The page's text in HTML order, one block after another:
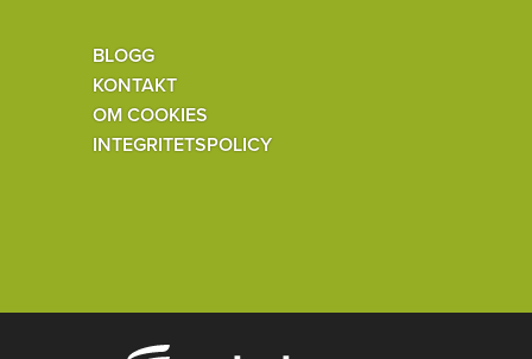
BLOGG
KONTAKT
OM COOKIES
INTEGRITETSPOLICY